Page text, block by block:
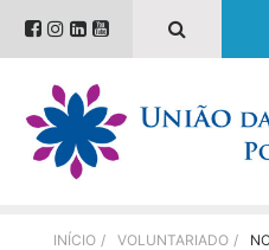
INÍCIO / VOLUNTARIADO /